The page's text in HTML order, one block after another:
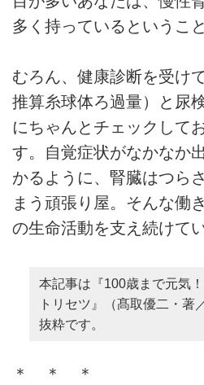
多く持っているというこ
むろん、健康診断を受け
推算糸球体ろ過量）と尿
にちゃんとチェックして
す。自覚症状がなかなか
かるように、腎臓はつら
まう頑張り屋。そんな働
の生命活動を支え続けて
本記事は『100歳まで元気
トリセツ』（髙取優二・著
抜粋です。
＊ ＊ ＊